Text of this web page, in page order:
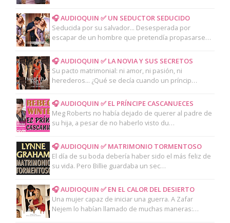
🎧 AUDIOQUIN ✅ UN SEDUCTOR SEDUCIDO
Seducida por su salvador... Desesperada por
escapar de un hombre que pretendía propasarse…
🎧 AUDIOQUIN ✅ LA NOVIA Y SUS SECRETOS
Su pacto matrimonial: ni amor, ni pasión, ni
herederos... ¿Qué se decía cuando un príncip…
🎧 AUDIOQUIN ✅ EL PRÍNCIPE CASCANUECES
Meg Roberts no había dejado de querer al padre de
su hija, a pesar de no haberlo visto du…
🎧 AUDIOQUIN ✅ MATRIMONIO TORMENTOSO
El día de su boda debería haber sido el más feliz de
su vida. Pero Billie guardaba un sec…
🎧 AUDIOQUIN ✅ EN EL CALOR DEL DESIERTO
Una mujer capaz de iniciar una guerra. A Zafar
Nejem lo habían llamado de muchas maneras:…